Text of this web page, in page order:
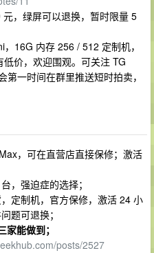
，绿屏可以退换，暂时限量 5
16G 内存 256 / 512 定制机，
价，欢迎围观。可关注 TG
一时间在群里推送短时拍卖，
，可在直营店直接保修；激活
，强迫症的选择；
定制机，官方保修，激活 24 小
题可退换；
能做到；
posts/2527